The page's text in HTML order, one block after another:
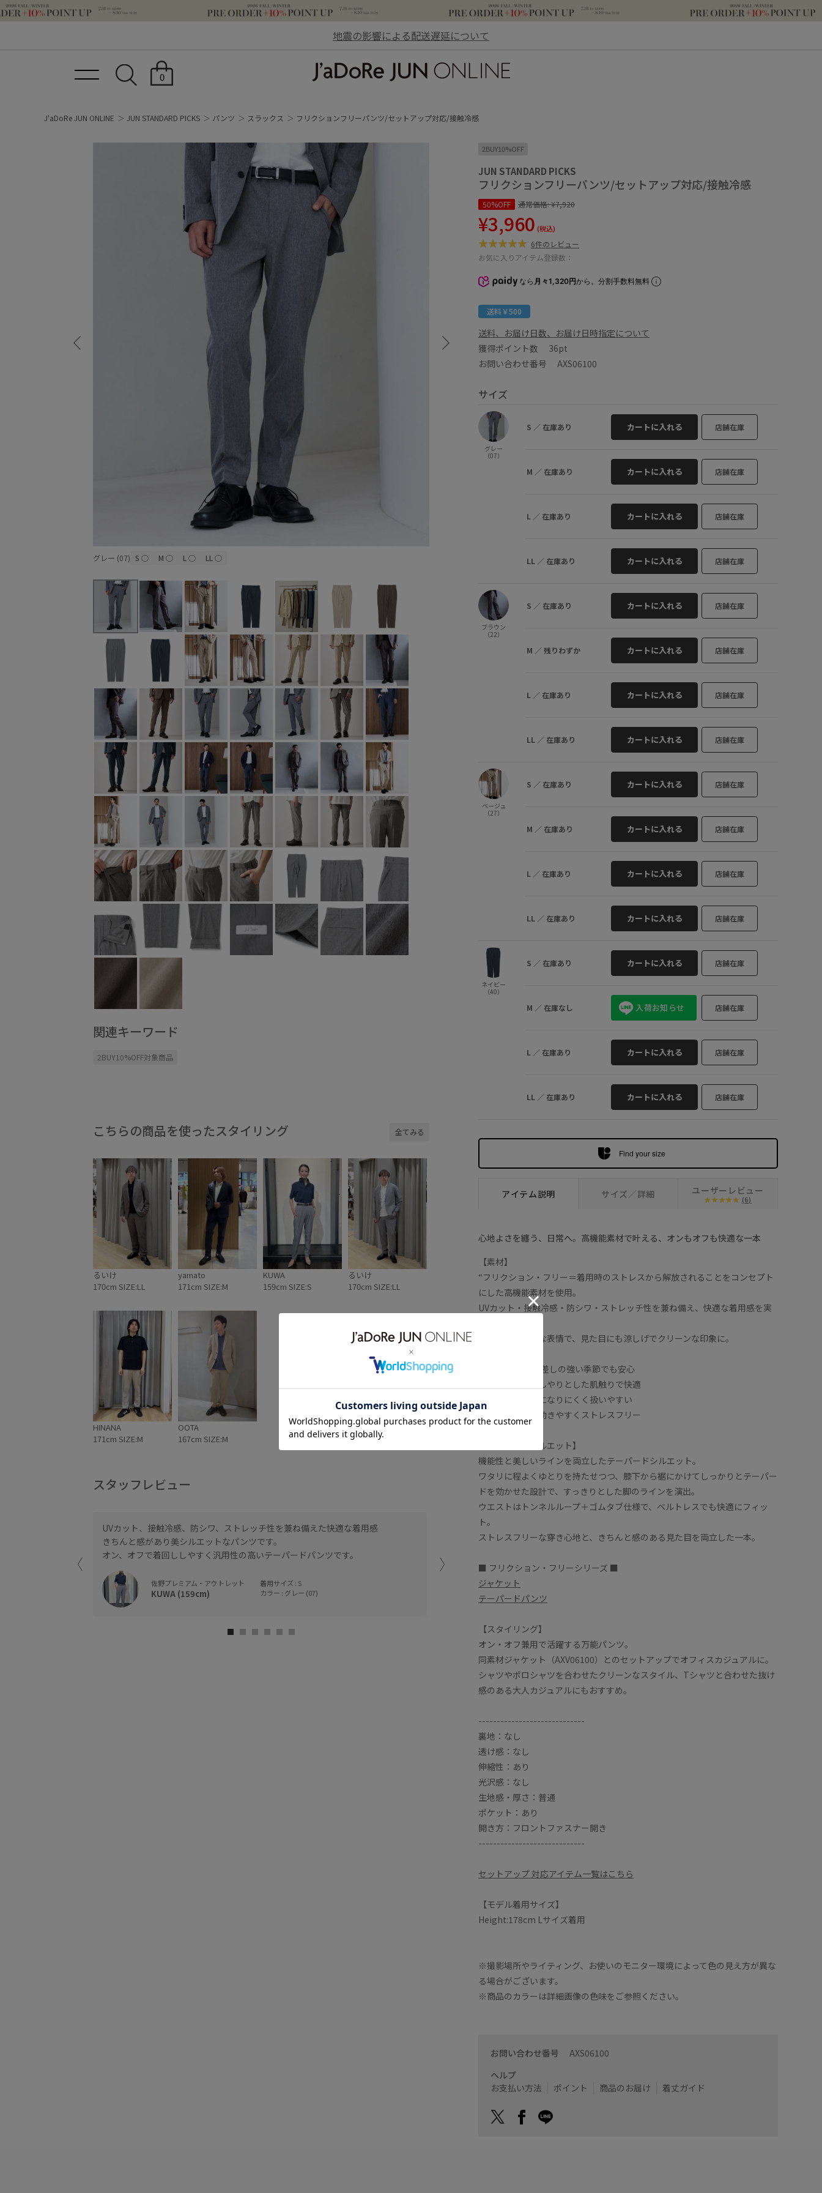
地震の影響による配送遅延について
0
J'aDoRe JUN ONLINE JUN STANDARD PICKS パンツ スラックス フリクションフリーパンツ/セットアップ対応/接触冷感
グレー (07) S ○ M ○ L ○ LL ○ ○ LL○
関連キーワード
2BUY10%OFF対象商品
こちらの商品を使ったスタイリング 全てみる
るいけ
170cm SIZE:LL
yamato
171cm SIZE:M
KUWA
159cm SIZE:S
るいけ
170cm SIZE:LL
HINANA
171cm SIZE:M
OOTA
167cm SIZE:M
スタッフレビュー
UVカット、接触冷感、防シワ、ストレッチ性を兼ね備えた快適な着用感
きちんと感があり美シルエットなパンツです。
オン、オフで着回ししやすく汎用性の高いテーパードパンツです。
佐野プレミアム・アウトレット
KUWA (159cm)
着用サイズ : S
カラー : グレー (07)
機能性と美しいラインを両立したテーパードシルエット。
UVカット・接触冷感・防シワ・ストレッチ性を兼ね備え、快適な着用感を実現。
神戸三田プレミアム・アウトレット
るいけ (170cm)
2BUY10%OFF
JUN STANDARD PICKS
フリクションフリーパンツ/セットアップ対応/接触冷感
50%OFF 通常価格:¥7,920
¥3,960 (税込)
6件のレビュー
お気に入りアイテム登録数：
なら 月々1,320円から。分割手数料無料
送料￥500
送料、お届け日数、お届け日時指定について
獲得ポイント数 36pt
お問い合わせ番号 AXS06100
サイズ
グレー
（07）
S ／ 在庫あり カートに入れる 店舗在庫
M ／ 在庫あり カートに入れる 店舗在庫
L ／ 在庫あり カートに入れる 店舗在庫
LL ／ 在庫あり カートに入れる 店舗在庫
ブラウン
（22）
S ／ 在庫あり カートに入れる 店舗在庫
M ／残りわずか カートに入れる 店舗在庫
L ／ 在庫あり カートに入れる 店舗在庫
LL ／ 在庫あり カートに入れる 店舗在庫
ベージュ
（27）
S ／ 在庫あり カートに入れる 店舗在庫
M ／ 在庫あり カートに入れる 店舗在庫
L ／ 在庫あり カートに入れる 店舗在庫
LL ／ 在庫あり カートに入れる 店舗在庫
ネイビー
（40）
S ／ 在庫あり カートに入れる 店舗在庫
M ／ 在庫なし 入荷お知らせ 店舗在庫
L ／ 在庫あり カートに入れる 店舗在庫
LL ／ 在庫あり カートに入れる 店舗在庫
Find your size
アイテム説明 サイズ／詳細 ユーザーレビュー
(6)
心地よさを纏う、日常へ。高機能素材で叶える、オンもオフも快適な一本
【素材】
“フリクション・フリー＝着用時のストレスから解放されることをコンセプト
にした高機能素材を使用。
UVカット・接触冷感・防シワ・ストレッチ性を兼ね備え、快適な着用感を実
刷毛目調の上品な表情で、見た目にも涼しげでクリーンな印象に。
●UVカット：日差しの強い季節でも安心
●接触冷感：ひんやりとした肌触りで快適
●防シワ：シワになりにくく扱いやすい
●ストレッチ：動きやすくストレスフリー
【デザイン・シルエット】
機能性と美しいラインを両立したテーパードシルエット。
ワタリに程よくゆとりを持たせつつ、膝下から裾にかけてしっかりとテーパー
ドを効かせた設計で、すっきりとした脚のラインを演出。
ウエストはトンネルループ＋ゴムタブ仕様で、ベルトレスでも快適にフィッ
ト。
ストレスフリーな穿き心地と、きちんと感のある見た目を両立した一本。
■ フリクション・フリーシリーズ ■
ジャケット
テーパードパンツ
【スタイリング】
オン・オフ兼用で活躍する万能パンツ。
同素材ジャケット（AXV06100）とのセットアップでオフィスカジュアルに。
シャツやポロシャツを合わせたクリーンなスタイル、Tシャツと合わせた抜け
感のある大人カジュアルにもおすすめ。
-----------------------------
裏地：なし
透け感：なし
伸縮性：あり
光沢感：なし
生地感・厚さ：普通
ポケット：あり
開き方：フロントファスナー開き
-----------------------------
セットアップ 対応アイテム一覧はこちら
【モデル着用サイズ】
Height:178cm Lサイズ着用
※撮影場所やライティング、お使いのモニター環境によって色の見え方が異な
る場合がございます。
※商品のカラーは詳細画像の色味をご参照ください。
お問い合わせ番号 AXS06100
ヘルプ
お支払い方法
ポイント 商品のお届け 着丈ガイド